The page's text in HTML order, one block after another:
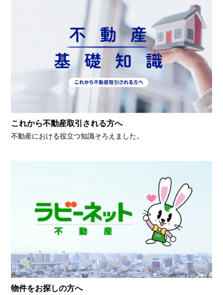
これから不動産取引される方へ
不動産における役立つ知識そろえました。
物件をお探しの方へ